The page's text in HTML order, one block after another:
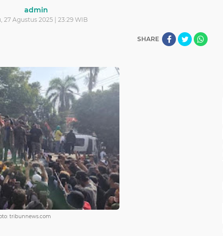
admin
27 Agustus 2025 | 23:29 WIB
SHARE
tribunnews.com